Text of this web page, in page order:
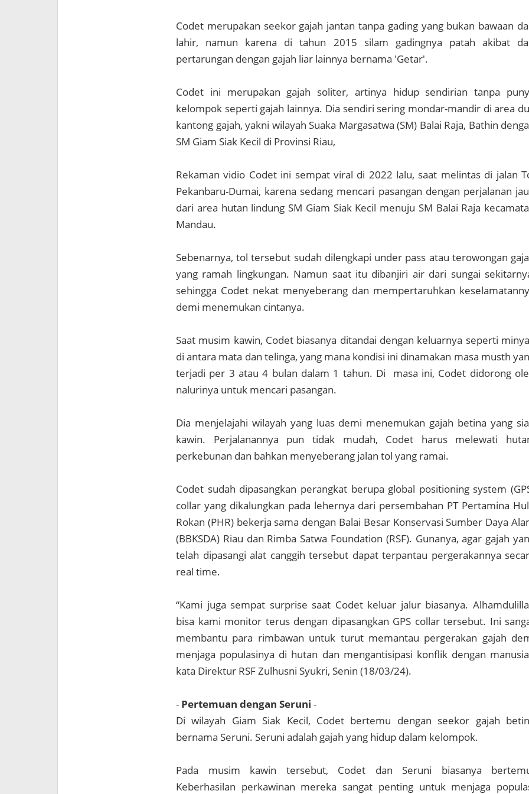
Codet merupakan seekor gajah jantan tanpa gading yang bukan bawaan
lahir, namun karena di tahun 2015 silam gadingnya patah akibat
pertarungan dengan gajah liar lainnya bernama 'Getar'.
Codet ini merupakan gajah soliter, artinya hidup sendirian tanpa
kelompok seperti gajah lainnya. Dia sendiri sering mondar-mandir di area
kantong gajah, yakni wilayah Suaka Margasatwa (SM) Balai Raja, Bathin
SM Giam Siak Kecil di Provinsi Riau,
Rekaman vidio Codet ini sempat viral di 2022 lalu, saat melintas di jalan
Pekanbaru-Dumai, karena sedang mencari pasangan dengan perjalanan
dari area hutan lindung SM Giam Siak Kecil menuju SM Balai Raja
Mandau.
Sebenarnya, tol tersebut sudah dilengkapi under pass atau terowongan
yang ramah lingkungan. Namun saat itu dibanjiri air dari sungai
sehingga Codet nekat menyeberang dan mempertaruhkan
demi menemukan cintanya.
Saat musim kawin, Codet biasanya ditandai dengan keluarnya seperti
di antara mata dan telinga, yang mana kondisi ini dinamakan masa musth
terjadi per 3 atau 4 bulan dalam 1 tahun. Di masa ini, Codet didorong
nalurinya untuk mencari pasangan.
Dia menjelajahi wilayah yang luas demi menemukan gajah betina yang
kawin. Perjalanannya pun tidak mudah, Codet harus melewati
perkebunan dan bahkan menyeberang jalan tol yang ramai.
Codet sudah dipasangkan perangkat berupa global positioning system
collar yang dikalungkan pada lehernya dari persembahan PT Pertamina
Rokan (PHR) bekerja sama dengan Balai Besar Konservasi Sumber Daya
(BBKSDA) Riau dan Rimba Satwa Foundation (RSF). Gunanya, agar gajah
telah dipasangi alat canggih tersebut dapat terpantau pergerakannya
real time.
“Kami juga sempat surprise saat Codet keluar jalur biasanya.
bisa kami monitor terus dengan dipasangkan GPS collar tersebut. Ini
membantu para rimbawan untuk turut memantau pergerakan gajah
menjaga populasinya di hutan dan mengantisipasi konflik dengan
kata Direktur RSF Zulhusni Syukri, Senin (18/03/24).
- Pertemuan dengan Seruni -
Di wilayah Giam Siak Kecil, Codet bertemu dengan seekor gajah
bernama Seruni. Seruni adalah gajah yang hidup dalam kelompok.
Pada musim kawin tersebut, Codet dan Seruni biasanya
Keberhasilan perkawinan mereka sangat penting untuk menjaga